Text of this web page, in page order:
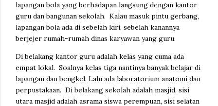
lapangan bola yang berhadapan langsung dengan kantor
guru dan bangunan sekolah. Kalau masuk pintu gerbang,
lapangan bola ada di sebelah kiri, sebelah kanannya
berjejer rumah-rumah dinas karyawan yang guru.
Di belakang kantor guru adalah kelas yang cuma ada
empat lokal. Soalnya kelas tiga nantinya banyak belajar di
lapangan dan bengkel. Lalu ada laboratorium anatomi dan
perpustakaan. Di belakang sekolah adalah masjid, sisi
utara masjid adalah asrama siswa perempuan, sisi selatan